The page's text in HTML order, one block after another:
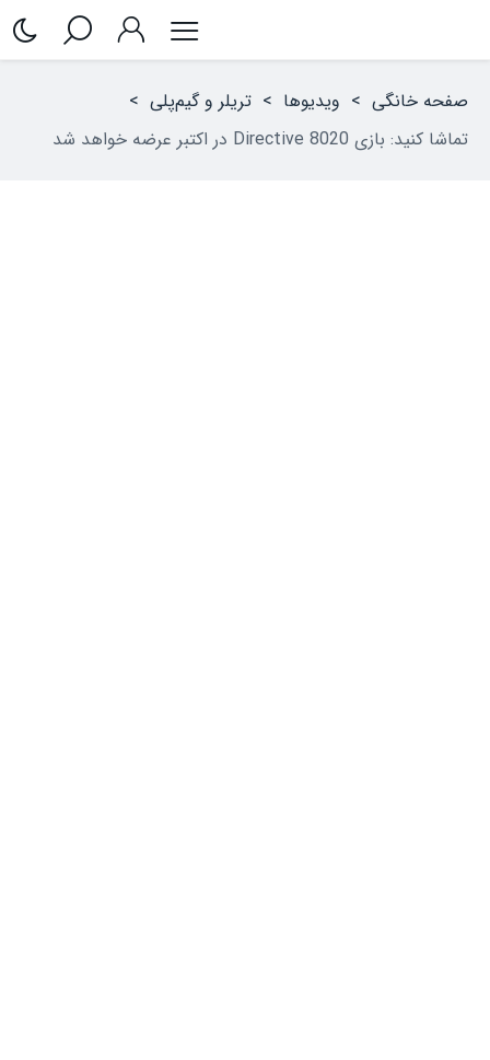
صفحه خانگی > ویدیوها > تریلر و گیم‌پلی >
تماشا کنید: بازی Directive 8020 در اکتبر عرضه خواهد شد